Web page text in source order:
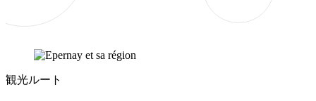
観光ルート